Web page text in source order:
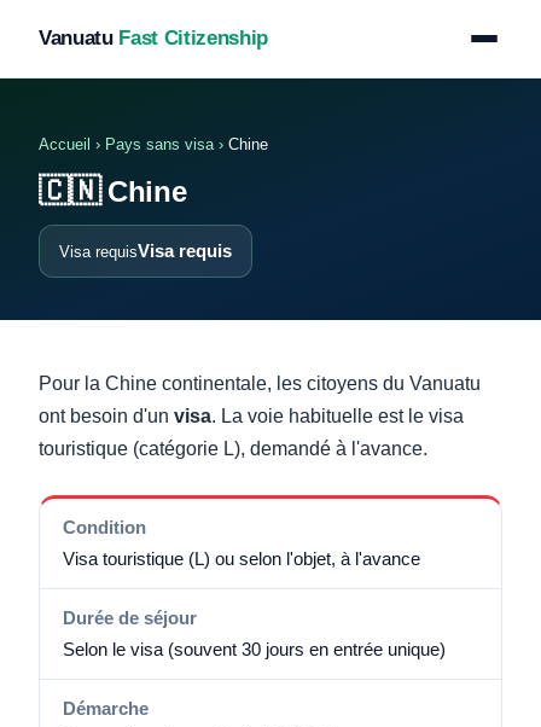
Vanuatu Fast Citizenship
Accueil › Pays sans visa › Chine
🇨🇳 Chine
Visa requisVisa requis
Pour la Chine continentale, les citoyens du Vanuatu
ont besoin d'un visa. La voie habituelle est le visa
touristique (catégorie L), demandé à l'avance.
Condition
Visa touristique (L) ou selon l'objet, à l'avance
Durée de séjour
Selon le visa (souvent 30 jours en entrée unique)
Démarche